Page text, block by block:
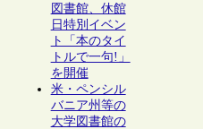
図書館、休館
日特別イベン
ト「本のタイ
トルで一句!」
を開催
米・ペンシル
バニア州等の
大学図書館の